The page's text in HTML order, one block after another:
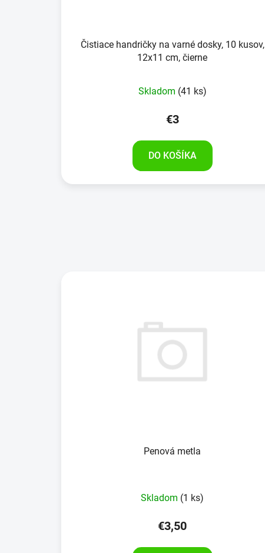
Čistiace handričky na varné dosky, 10 kusov,
12x11 cm, čierne
Skladom (41 ks)
€3
DO KOŠÍKA
Penová metla
Skladom (1 ks)
€3,50